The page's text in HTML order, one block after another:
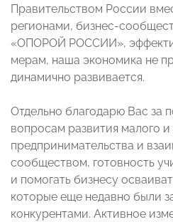
Правительством России
регионами, бизнес-
«ОПОРОЙ РОССИИ»,
мерам, наша экономика не
динамично развивается.
Отдельно благодарю Вас за
вопросам развития малого и
предпринимательства и
сообществом, готовность
и помогать бизнесу
которые еще недавно были
конкурентами. Активное